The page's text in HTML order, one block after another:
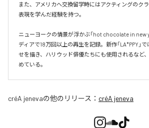
また、アメリカへ交換留学時にはアクティングのク
表現を学んだ経験を持つ。
ニューヨークの情景が浮かぶ「hot chocolate in new
ディアで18万回以上の再生を記録。新作「LA*PPY」
せを描き、ハリウッド俳優たちにも使用されるなど
めている。
créA jenevaの他のリリース： créA jeneva